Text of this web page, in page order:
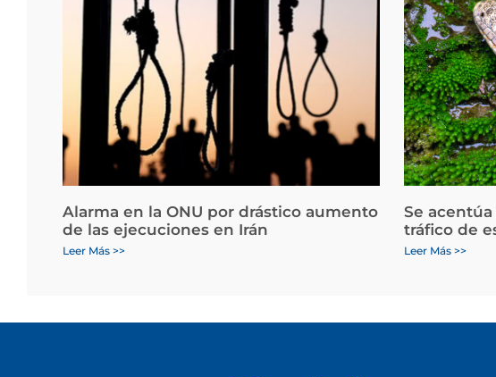
Alarma en la ONU por drástico aumento
de las ejecuciones en Irán
Leer Más >>
Se
tráfico de
Leer Más >>